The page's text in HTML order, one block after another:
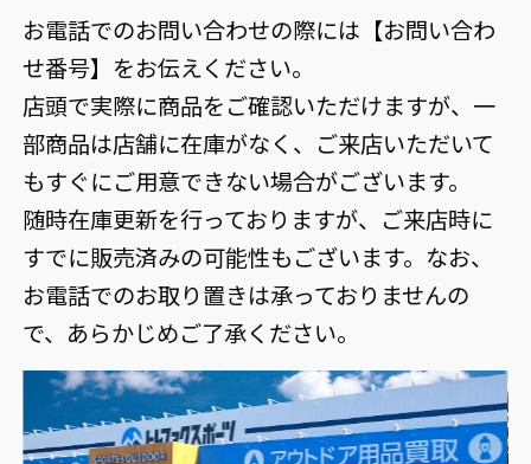
お電話でのお問い合わせの際には【お問い合わ
せ番号】をお伝えください。
店頭で実際に商品をご確認いただけますが、一
部商品は店舗に在庫がなく、ご来店いただいて
もすぐにご用意できない場合がございます。
随時在庫更新を行っておりますが、ご来店時に
すでに販売済みの可能性もございます。なお、
お電話でのお取り置きは承っておりませんの
で、あらかじめご了承ください。